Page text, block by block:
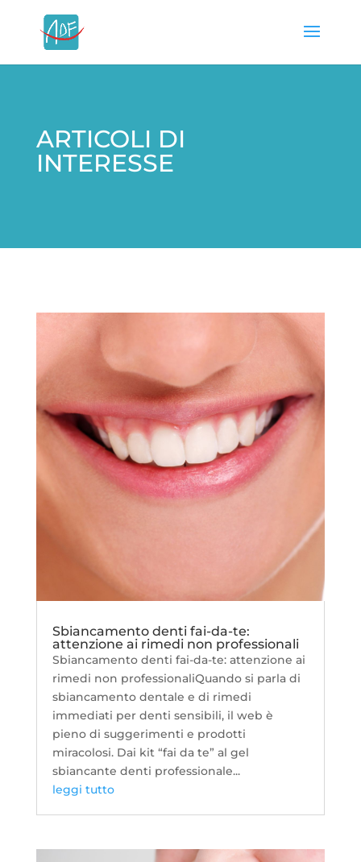
ARTICOLI DI
INTERESSE
Sbiancamento denti fai-da-te:
attenzione ai rimedi non professionali
Sbiancamento denti fai-da-te: attenzione ai
rimedi non professionaliQuando si parla di
sbiancamento dentale e di rimedi
immediati per denti sensibili, il web è
pieno di suggerimenti e prodotti
miracolosi. Dai kit “fai da te” al gel
sbiancante denti professionale...
leggi tutto